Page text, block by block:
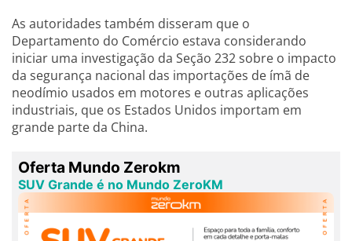
As autoridades também disseram que o
Departamento do Comércio estava considerando
iniciar uma investigação da Seção 232 sobre o impacto
da segurança nacional das importações de ímã de
neodímio usados em motores e outras aplicações
industriais, que os Estados Unidos importam em
grande parte da China.